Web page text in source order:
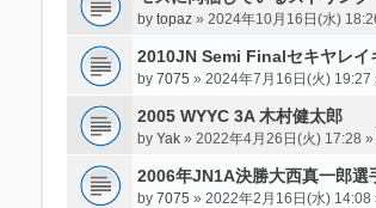
by topaz» 2024年10月16日(水)
2010JN Semi Finalセキヤレイ
by 7075 » 2024年7月16日(火) 19:27
2005 WYYC 3A 木村健太郎
by Yak» 2022年4月26日(火) 17:28 »
2006年JN1A決勝大西真一郎選
by 7075 » 2022年2月16日(水) 14:08